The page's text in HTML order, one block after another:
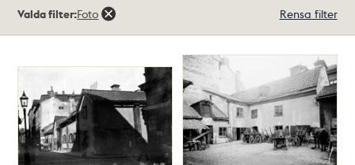
träffar
Valda filter:Foto Rensa filter